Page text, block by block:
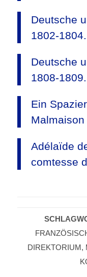
Deutsche
1802-1804.
Deutsche
1808-1809.
Ein
Malmaison
Adélaïde
comtesse
DIREKTORIUM,